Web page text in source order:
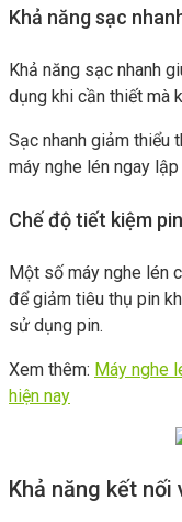
Khả năng sạc
Khả năng sạc nhanh
dụng khi cần thiết mà
Sạc nhanh giảm thiểu
máy nghe lén ngay
Chế độ tiết kiệm pin
Một số máy nghe lén
để giảm tiêu thụ pin
sử dụng pin.
Xem thêm: Máy nghe
hiện nay
Khả năng kết nối